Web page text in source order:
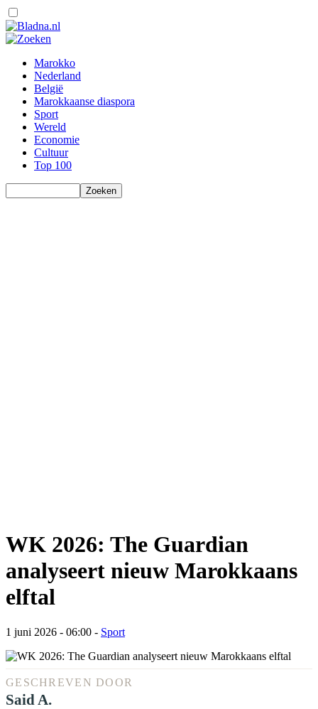
Marokko
Nederland
België
Marokkaanse diaspora
Sport
Wereld
Economie
Cultuur
Top 100
WK 2026: The Guardian
analyseert nieuw Marokkaans
elftal
1 juni 2026 - 06:00 - Sport
GESCHREVEN DOOR
Said A.